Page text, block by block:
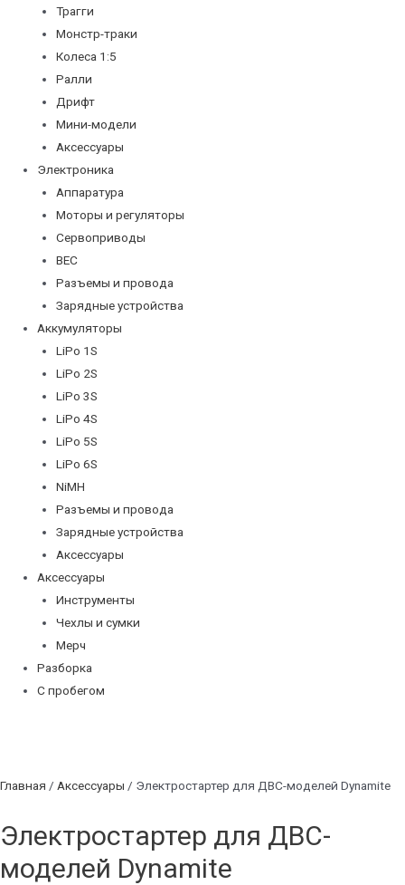
Трагги
Монстр-траки
Колеса 1:5
Ралли
Дрифт
Мини-модели
Аксессуары
Электроника
Аппаратура
Моторы и регуляторы
Сервоприводы
BEC
Разъемы и провода
Зарядные устройства
Аккумуляторы
LiPo 1S
LiPo 2S
LiPo 3S
LiPo 4S
LiPo 5S
LiPo 6S
NiMH
Разъемы и провода
Зарядные устройства
Аксессуары
Аксессуары
Инструменты
Чехлы и сумки
Мерч
Разборка
С пробегом
Главная / Аксессуары / Электростартер для ДВС-моделей Dynamite
Электростартер для ДВС-
моделей Dynamite